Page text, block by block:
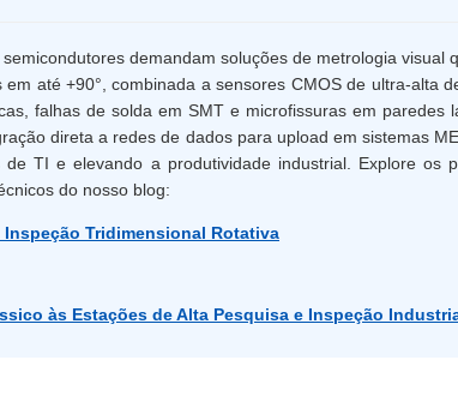
demandam soluções de metrologia visual
até +90°, combinada a sensores CMOS de ultra-alta
falhas de solda em SMT e microfissuras em paredes
direta a redes de dados para upload em sistemas
TI e elevando a produtividade industrial. Explore os
do nosso blog:
Inspeção Tridimensional Rotativa
às Estações de Alta Pesquisa e Inspeção